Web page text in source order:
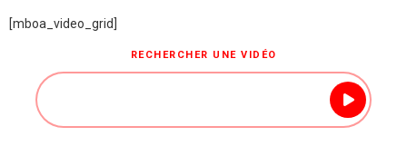
[mboa_video_grid]
RECHERCHER UNE VIDÉO